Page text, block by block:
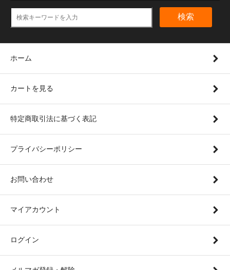
検索
ホーム
カートを見る
特定商取引法に基づく表記
プライバシーポリシー
お問い合わせ
マイアカウント
ログイン